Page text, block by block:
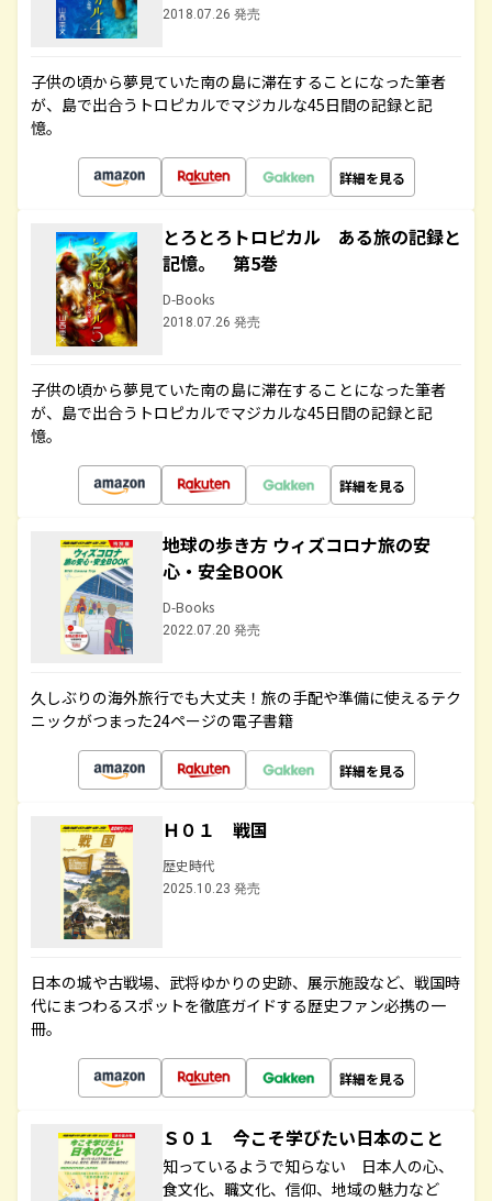
2018.07.26 発売
子供の頃から夢見ていた南の島に滞在することになった筆者
が、島で出合うトロピカルでマジカルな45日間の記録と記
憶。
詳細を見る
とろとろトロピカル ある旅の記録と
記憶。 第5巻
D-Books
2018.07.26 発売
子供の頃から夢見ていた南の島に滞在することになった筆者
が、島で出合うトロピカルでマジカルな45日間の記録と記
憶。
詳細を見る
地球の歩き方 ウィズコロナ旅の安
心・安全BOOK
D-Books
2022.07.20 発売
久しぶりの海外旅行でも大丈夫！旅の手配や準備に使えるテク
ニックがつまった24ページの電子書籍
詳細を見る
Ｈ０１ 戦国
歴史時代
2025.10.23 発売
日本の城や古戦場、武将ゆかりの史跡、展示施設など、戦国時
代にまつわるスポットを徹底ガイドする歴史ファン必携の一
冊。
詳細を見る
Ｓ０１ 今こそ学びたい日本のこと
知っているようで知らない 日本人の心、
食文化、職文化、信仰、地域の魅力など